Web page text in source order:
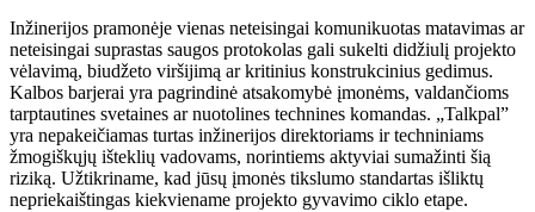
Inžinerijos pramonėje vienas neteisingai komunikuotas matavimas ar
neteisingai suprastas saugos protokolas gali sukelti didžiulį projekto
vėlavimą, biudžeto viršijimą ar kritinius konstrukcinius gedimus.
Kalbos barjerai yra pagrindinė atsakomybė įmonėms, valdančioms
tarptautines svetaines ar nuotolines technines komandas. „Talkpal”
yra nepakeičiamas turtas inžinerijos direktoriams ir techniniams
žmogiškųjų išteklių vadovams, norintiems aktyviai sumažinti šią
riziką. Užtikriname, kad jūsų įmonės tikslumo standartas išliktų
nepriekaištingas kiekviename projekto gyvavimo ciklo etape.